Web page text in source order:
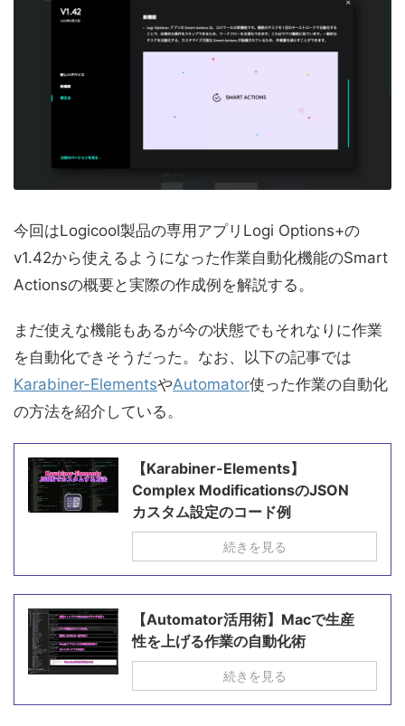
今回はLogicool製品の専用アプリLogi Options+の
v1.42から使えるようになった作業自動化機能のSmart
Actionsの概要と実際の作成例を解説する。
まだ使えな機能もあるが今の状態でもそれなりに作業
を自動化できそうだった。なお、以下の記事では
Karabiner-ElementsやAutomator使った作業の自動化
の方法を紹介している。
【Karabiner-Elements】
Complex ModificationsのJSON
カスタム設定のコード例
続きを見る
【Automator活用術】Macで生産
性を上げる作業の自動化術
続きを見る